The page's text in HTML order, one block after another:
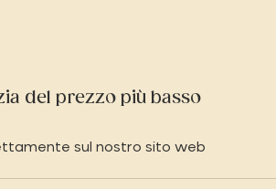
del prezzo più basso
sul nostro sito web